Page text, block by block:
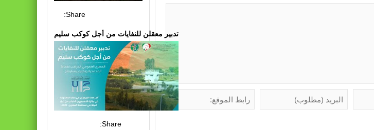
Share:
تدبير معقلن للنفايات من أجل كوكب سليم
Share: